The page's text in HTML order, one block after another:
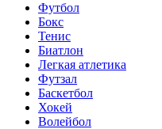
Футбол
Бокс
Тенис
Биатлон
Легкая атлетика
Футзал
Баскетбол
Хокей
Волейбол